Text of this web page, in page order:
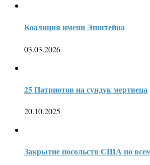
Коалиция имени Эпштейна
03.03.2026
25 Патриотов на сундук мертвеца
20.10.2025
Закрытие посольств США по